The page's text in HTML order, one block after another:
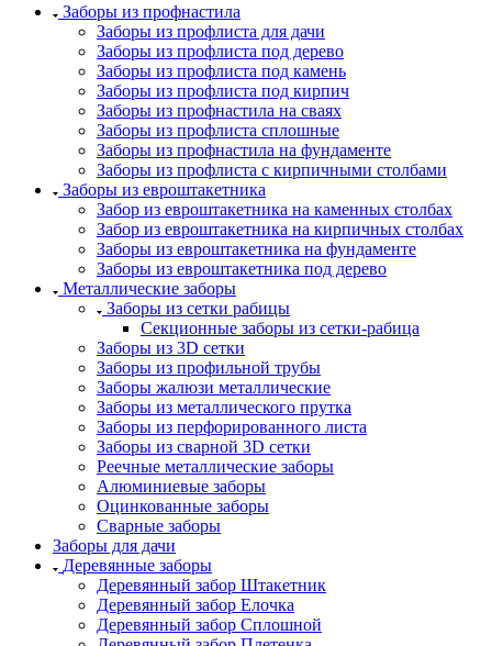
Заборы из профнастила
Заборы из профлиста для дачи
Заборы из профлиста под дерево
Заборы из профлиста под камень
Заборы из профлиста под кирпич
Заборы из профнастила на сваях
Заборы из профлиста сплошные
Заборы из профнастила на фундаменте
Заборы из профлиста с кирпичными столбами
Заборы из евроштакетника
Забор из евроштакетника на каменных столбах
Забор из евроштакетника на кирпичных столбах
Заборы из евроштакетника на фундаменте
Заборы из евроштакетника под дерево
Металлические заборы
Заборы из сетки рабицы
Секционные заборы из сетки-рабица
Заборы из 3D сетки
Заборы из профильной трубы
Заборы жалюзи металлические
Заборы из металлического прутка
Заборы из перфорированного листа
Заборы из сварной 3D сетки
Реечные металлические заборы
Алюминиевые заборы
Оцинкованные заборы
Сварные заборы
Заборы для дачи
Деревянные заборы
Деревянный забор Штакетник
Деревянный забор Елочка
Деревянный забор Сплошной